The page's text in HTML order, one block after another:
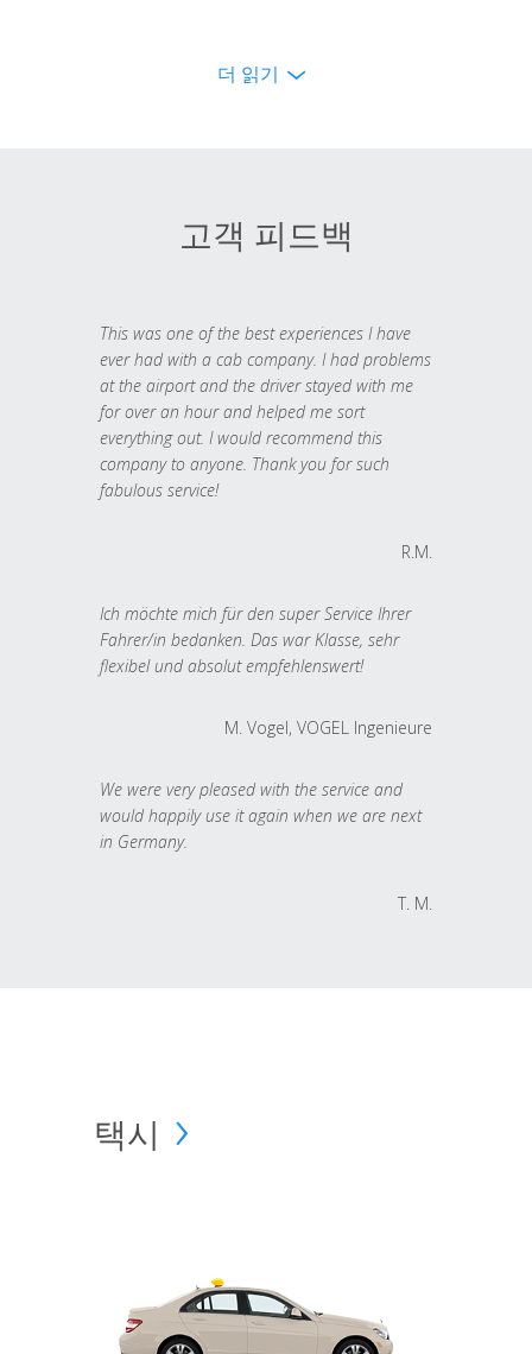
더 읽기
고객 피드백
This was one of the best experiences I have
ever had with a cab company. I had problems
at the airport and the driver stayed with me
for over an hour and helped me sort
everything out. I would recommend this
company to anyone. Thank you for such
fabulous service!
R.M.
Ich möchte mich für den super Service Ihrer
Fahrer/in bedanken. Das war Klasse, sehr
flexibel und absolut empfehlenswert!
M. Vogel, VOGEL Ingenieure
We were very pleased with the service and
would happily use it again when we are next
in Germany.
T. M.
택시